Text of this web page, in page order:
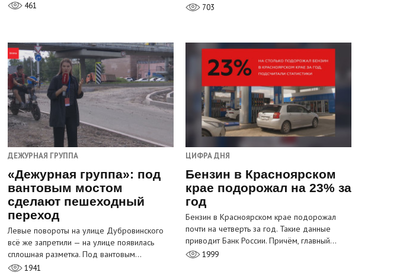
461 703
ДЕЖУРНАЯ ГРУППА
«Дежурная группа»: под
вантовым мостом
сделают пешеходный
переход
Левые повороты на улице Дубровинского
всё же запретили — на улице появилась
сплошная разметка. Под вантовым…
1941
ЦИФРА ДНЯ
Бензин в Красноярском
крае подорожал на 23% за
год
Бензин в Красноярском крае подорожал
почти на четверть за год. Такие данные
приводит Банк России. Причём, главный…
1999